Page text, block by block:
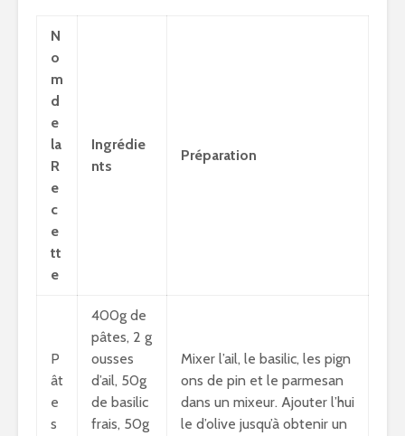
N
o
m
d
e
la
R
e
c
e
tt
e
Ingrédie
nts
Préparation
P
ât
e
s
400g de
pâtes, 2 g
ousses
d’ail, 50g
de basilic
frais, 50g
Mixer l’ail, le basilic, les pign
ons de pin et le parmesan
dans un mixeur. Ajouter l’hui
le d’olive jusqu’à obtenir un